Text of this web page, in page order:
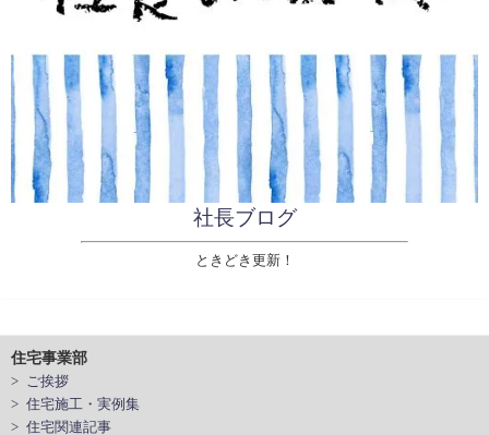
社長ブログ
ときどき更新！
住宅事業部
> ご挨拶
> 住宅施工・実例集
> 住宅関連記事